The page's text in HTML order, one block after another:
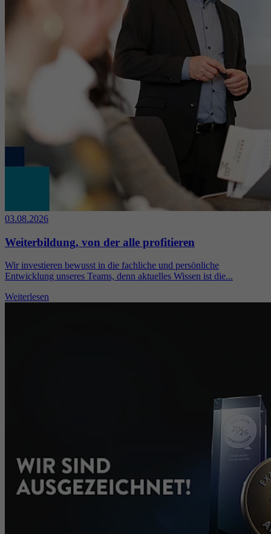
03.08.2026
Weiterbildung, von der alle profitieren
Wir investieren bewusst in die fachliche und persönliche
Entwicklung unseres Teams, denn aktuelles Wissen ist die...
Weiterlesen